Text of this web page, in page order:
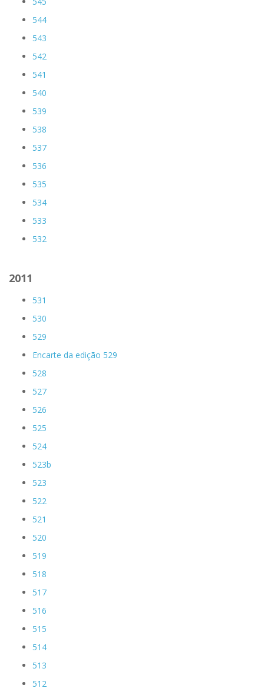
544
543
542
541
540
539
538
537
536
535
534
533
532
2011
531
530
529
Encarte da edição 529
528
527
526
525
524
523b
523
522
521
520
519
518
517
516
515
514
513
512